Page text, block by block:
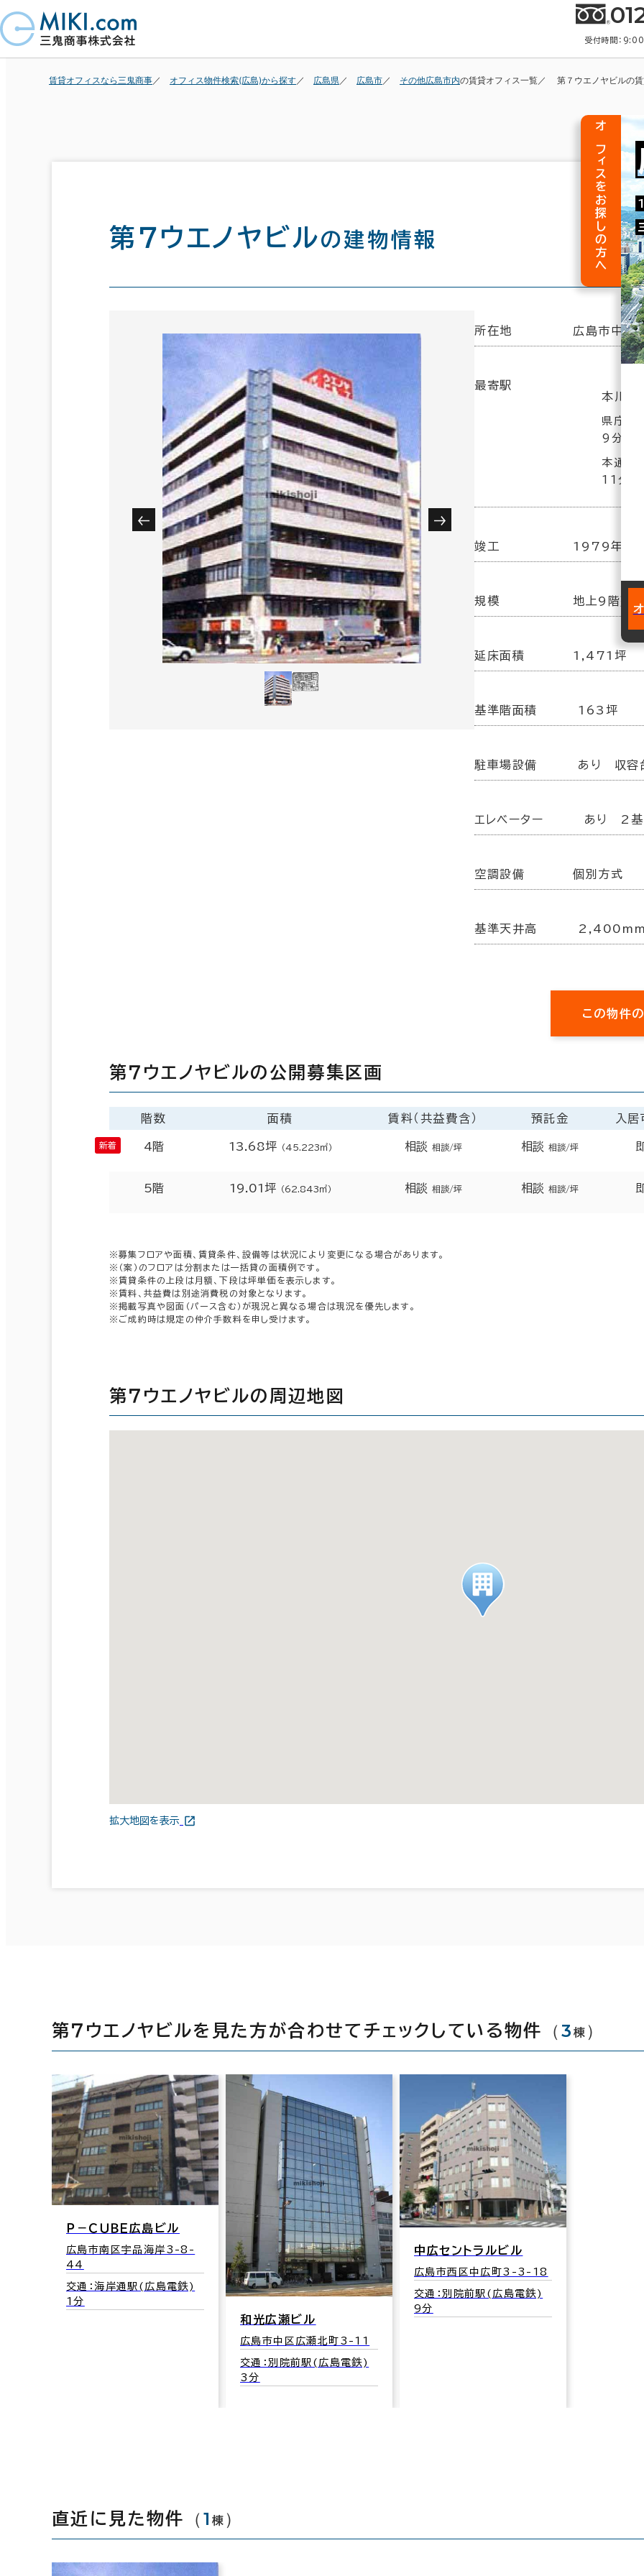
受付時間：
賃貸オフィスなら三鬼商事 オフィス物件検索(広島)から探す 広島県 広島市 その他広島市内の賃貸オフィス一覧 第７ウエノヤビルの
第７ウエノヤビルの建物情報
所在地 広島市中
最寄駅
本川町
県庁前
9分
本通駅(
11分
竣工 1979年 3
規模 地上9階建
延床面積 1,471坪
基準階面積 163坪
駐車場設備 あり 収容
エレベーター あり 2基
空調設備 個別方式
基準天井高 2,400mm
この物件
第７ウエノヤビルの公開募集区画
階数 面積 賃料（共益費含） 預託金 入居
4階 13.68坪 （45.223㎡） 相談 相談/坪 相談 相談/坪
5階 19.01坪 （62.843㎡） 相談 相談/坪 相談 相談/坪
※募集フロアや面積、賃貸条件、設備等は状況により変更になる場合があります。
※（案）のフロアは分割または一括貸の面積例です。
※賃貸条件の上段は月額、下段は坪単価を表示します。
※賃料、共益費は別途消費税の対象となります。
※掲載写真や図面（パース含む）が現況と異なる場合は現況を優先します。
※ご成約時は規定の仲介手数料を申し受けます。
第７ウエノヤビルの周辺地図
拡大地図を表示
第７ウエノヤビルを見た方が合わせてチェックしている物件 （3 棟 ）
Ｐ－ＣＵＢＥ広島ビル
広島市南区宇品海岸3-8-
44
交通：海岸通駅(広島電鉄)
1分
和光広瀬ビル
広島市中区広瀬北町3-11
交通：別院前駅(広島電鉄)
3分
中広セントラルビル
広島市西区中広町3-3-18
交通：別院前駅(広島電鉄)
9分
直近に見た物件 （1 棟 ）
オフィスをお探しの方へ